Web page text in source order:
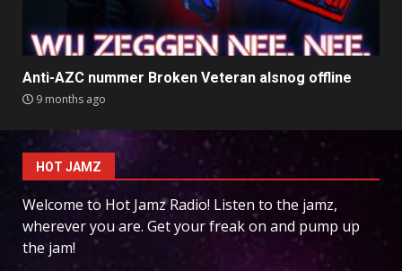
Anti-AZC nummer Broken Veteran alsnog offline
9 months ago
HOT JAMZ
Welcome to Hot Jamz Radio! Listen to the jamz,
wherever you are. Get your freak on and pump up
the jam!